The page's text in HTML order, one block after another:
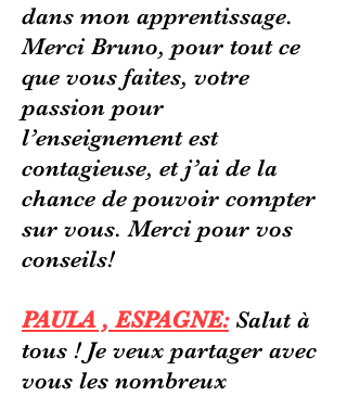
dans mon apprentissage.
Merci Bruno, pour tout ce
que vous faites, votre
passion pour
l’enseignement est
contagieuse, et j’ai de la
chance de pouvoir compter
sur vous. Merci pour vos
conseils!
PAULA , ESPAGNE: Salut à
tous ! Je veux partager avec
vous les nombreux